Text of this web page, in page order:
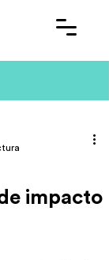
impacto